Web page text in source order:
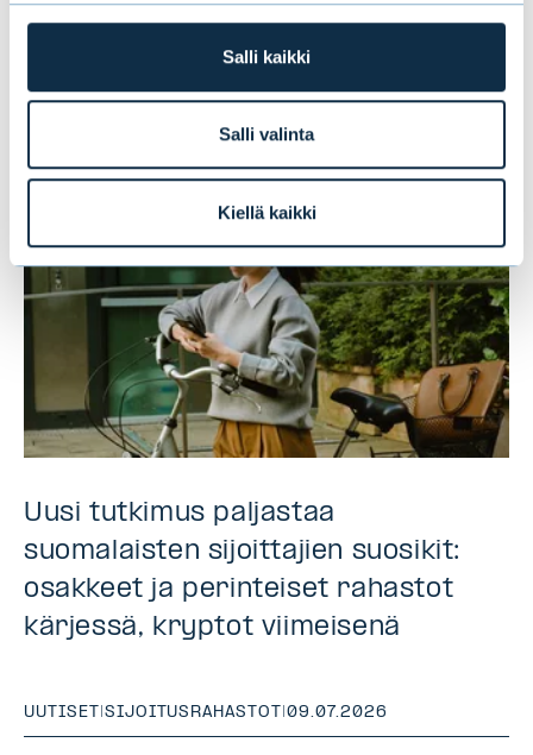
Salli kaikki
Salli valinta
Kiellä kaikki
Uusi tutkimus paljastaa
suomalaisten sijoittajien suosikit:
osakkeet ja perinteiset rahastot
kärjessä, kryptot viimeisenä
UUTISET SIJOITUSRAHASTOT |09.07.2026